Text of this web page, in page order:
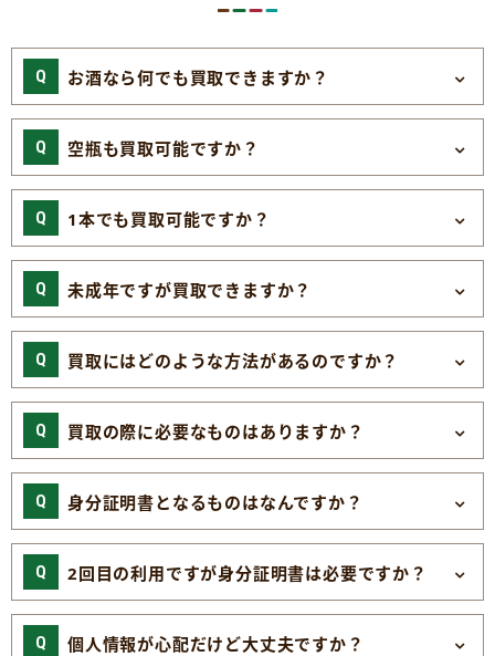
お酒なら何でも買取できますか？
空瓶も買取可能ですか？
1本でも買取可能ですか？
未成年ですが買取できますか？
買取にはどのような方法があるのですか？
買取の際に必要なものはありますか？
身分証明書となるものはなんですか？
2回目の利用ですが身分証明書は必要ですか？
個人情報が心配だけど大丈夫ですか？